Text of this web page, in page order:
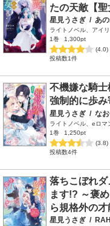
たの天敵【聖
星見うさぎ / あ
ライトノベル、アイ
1巻
1,300pt
(4.0)
投稿数1件
不機嫌な騎
強制的に歩
星見うさぎ / な
ライトノベル、eロマ
1巻
1,250pt
(3.8)
投稿数4件
落ちこぼれダ
ます!? ～褒
ら規格外の
星見うさぎ /